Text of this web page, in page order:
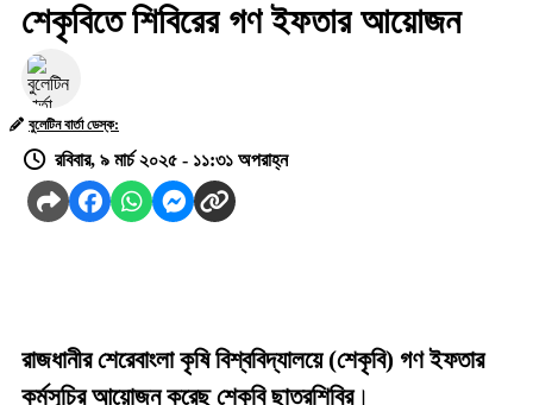
শেকৃবিতে শিবিরের গণ ইফতার আয়োজন
বুলেটিন বার্তা ডেস্ক:
রবিবার, ৯ মার্চ ২০২৫ - ১১:৩১ অপরাহ্ন
রাজধানীর শেরেবাংলা কৃষি বিশ্ববিদ্যালয়ে (শেকৃবি) গণ ইফতার
কর্মসূচির আয়োজন করেছ শেকৃবি ছাত্রশিবির।